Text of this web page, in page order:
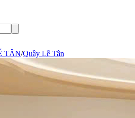
TÂN/Quầy Lễ Tân